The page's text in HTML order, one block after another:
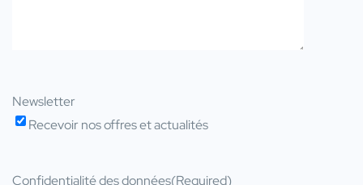
Newsletter
Recevoir nos offres et actualités
Confidentialité des données(Required)